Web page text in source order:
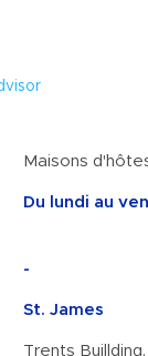
Maisons
Du lundi au
-
St. James
Trents